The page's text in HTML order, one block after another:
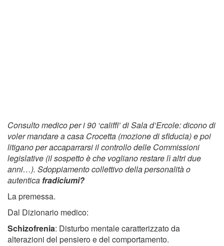
Consulto medico per i 90 ‘califfi’ di Sala d’Ercole: dicono di
voler mandare a casa Crocetta (mozione di sfiducia) e poi
litigano per accaparrarsi il controllo delle Commissioni
legislative (il sospetto è che vogliano restare lì altri due
anni…). Sdoppiamento collettivo della personalità o
autentica fradiciumi?
La premessa.
Dal Dizionario medico:
Schizofrenia: Disturbo mentale caratterizzato da
alterazioni del pensiero e del comportamento.